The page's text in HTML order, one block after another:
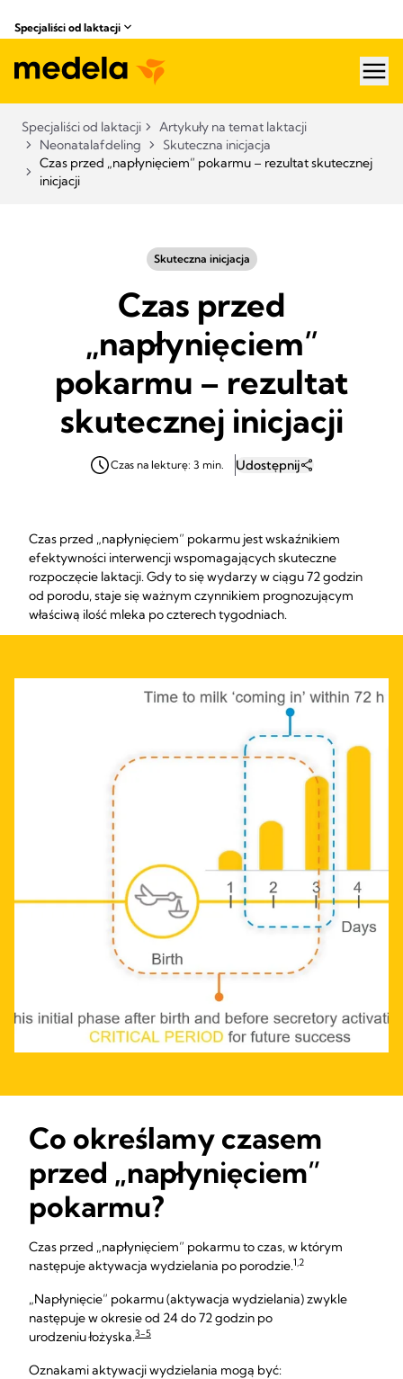
Specjaliści od laktacji
Specjaliści od laktacji
Artykuły na temat laktacji
Neonatalafdeling
Skuteczna inicjacja
Czas przed „napłynięciem” pokarmu – rezultat skutecznej
inicjacji
Skuteczna inicjacja
Czas przed
„napłynięciem”
pokarmu – rezultat
skutecznej inicjacji
Czas na lekturę: 3 min. Udostępnij
Czas przed „napłynięciem” pokarmu jest wskaźnikiem
efektywności interwencji wspomagających skuteczne
rozpoczęcie laktacji. Gdy to się wydarzy w ciągu 72 godzin
od porodu, staje się ważnym czynnikiem prognozującym
właściwą ilość mleka po czterech tygodniach.
Co określamy czasem
przed „napłynięciem”
pokarmu?
Czas przed „napłynięciem” pokarmu to czas, w którym
następuje aktywacja wydzielania po porodzie.1,2
„Napłynięcie” pokarmu (aktywacja wydzielania) zwykle
następuje w okresie od 24 do 72 godzin po
urodzeniu łożyska.3-5
Oznakami aktywacji wydzielania mogą być: